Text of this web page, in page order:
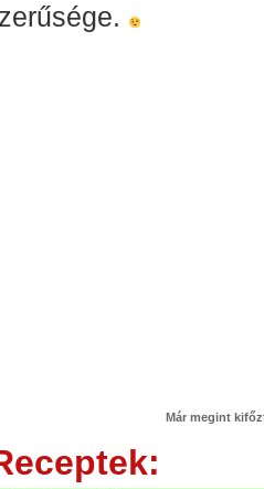
Már megint